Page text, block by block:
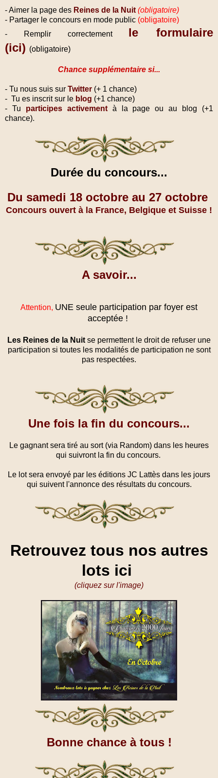
- Aimer la page des Reines de la Nuit (obligatoire)
- Partager le concours en mode public (obligatoire)
- Remplir correctement le formulaire
(ici) (obligatoire)
Chance supplémentaire si...
- Tu nous suis sur Twitter (+ 1 chance)
- Tu es inscrit sur le blog (+1 chance)
- Tu participes activementà la page ou au blog (+1
chance).
Durée du concours...
Du samedi 18 octobre au 27 octobre
Concours ouvert à la France, Belgique et Suisse !
A savoir...
Attention, UNE seule participation par foyer est
acceptée !
Les Reines de la Nuit se permettent le droit de refuser une
participation si toutes les modalités de participation ne sont
pas respectées.
Une fois la fin du concours...
Le gagnant sera tiré au sort (via Random) dans les heures
qui suivront la fin du concours.
Le lot sera envoyé par les éditions JC Lattès dans les jours
qui suivent l'annonce des résultats du concours.
Retrouvez tous nos autres
lots ici
(cliquez sur l'image)
Bonne chance à tous !